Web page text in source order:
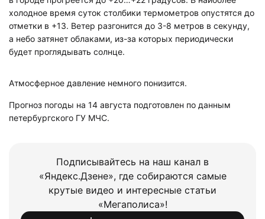
холодное время суток столбики термометров опустятся до
отметки в +13. Ветер разгонится до 3-8 метров в секунду,
а небо затянет облаками, из-за которых периодически
будет проглядывать солнце.
Атмосферное давление немного понизится.
Прогноз погоды на 14 августа подготовлен по данным
петербургского ГУ МЧС.
Подписывайтесь на наш канал в
«Яндекс.Дзене», где собираются самые
крутые видео и интересные статьи
«Мегаполиса»!